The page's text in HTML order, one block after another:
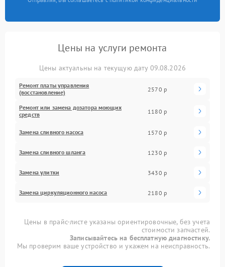
Цены на услуги ремонта
Цены актуальны на текущую дату 09.08.2026
Ремонт платы управления
(восстановление)
2570 р
Ремонт или замена дозатора моющих
средств
1180 р
Замена сливного насоса 1570 р
Замена сливного шланга 1230 р
Замена улитки 3430 р
Замена циркуляционного насоса 2180 р
Цены в прайс-листе указаны ориентировочные, без учета
стоимости запчастей.
Записывайтесь на бесплатную диагностику.
Мы проверим ваше устройство и укажем на неисправность.